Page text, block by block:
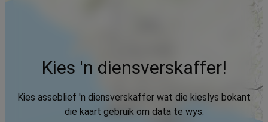
Kies 'n diensverskaffer!
Kies asseblief 'n diensverskaffer wat die kieslys bokant
die kaart gebruik om data te wys.